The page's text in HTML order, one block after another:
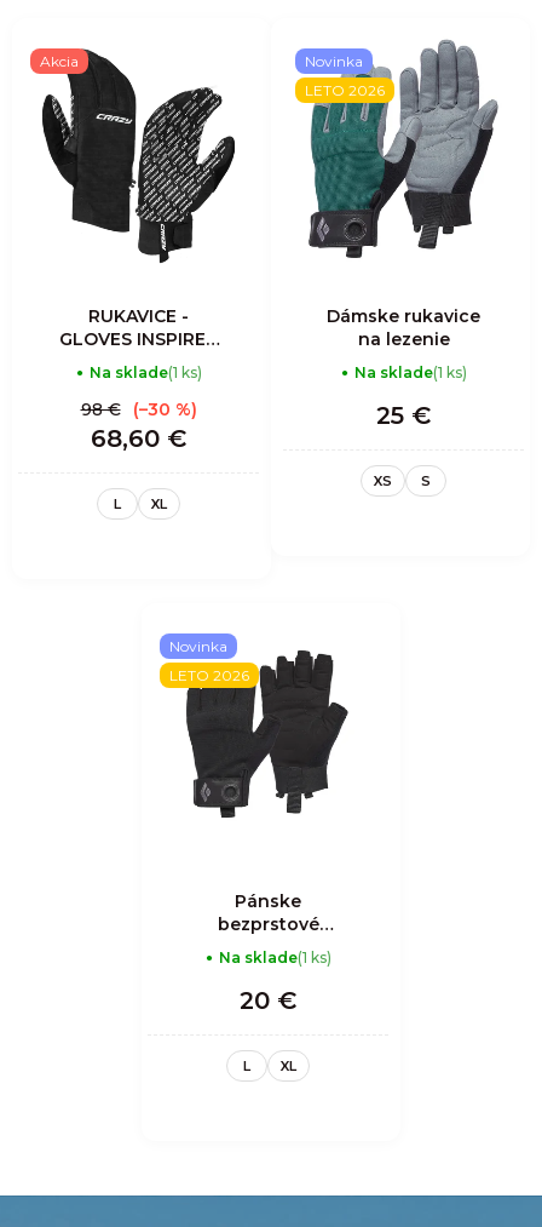
Akcia
RUKAVICE -
GLOVES INSPIRE -
BLACK
Na sklade(1 ks)
68,60 €
98 € (–30 %)
L XL
Novinka
LETO 2026
Dámske rukavice
na lezenie
Na sklade(1 ks)
25 €
XS S
Novinka
LETO 2026
Pánske
bezprstové
rukavice na
lezenie
Na sklade(1 ks)
20 €
L XL